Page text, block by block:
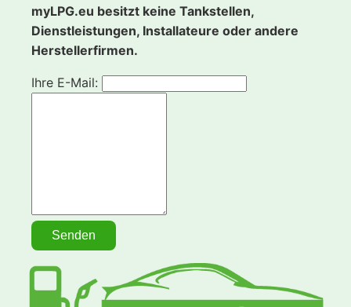
myLPG.eu besitzt keine Tankstellen,
Dienstleistungen, Installateure oder andere
Herstellerfirmen.
Ihre E-Mail: